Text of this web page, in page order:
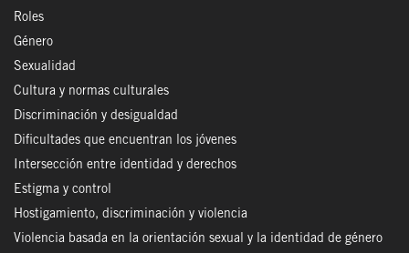
Roles
Género
Sexualidad
Cultura y normas culturales
Discriminación y desigualdad
Dificultades que encuentran los jóvenes
Intersección entre identidad y derechos
Estigma y control
Hostigamiento, discriminación y violencia
Violencia basada en la orientación sexual y la identidad de género